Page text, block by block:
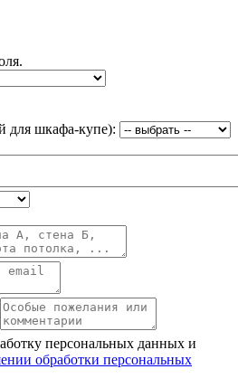
для шкафа-купе):
персональных данных и
обработки персональных